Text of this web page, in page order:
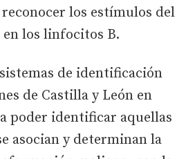
los estímulos del
los linfocitos B.
de identificación
de Castilla y León en
poder identificar aquellas
asocian y determinan la